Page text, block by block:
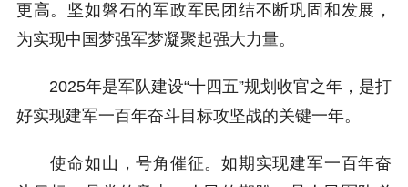
更高。坚如磐石的军政军民团结不断巩固和发展，
为实现中国梦强军梦凝聚起强大力量。
2025年是军队建设“十四五”规划收官之年，是打
好实现建军一百年奋斗目标攻坚战的关键一年。
使命如山，号角催征。如期实现建军一百年奋